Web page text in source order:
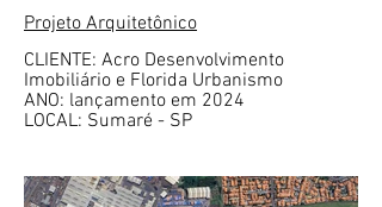
Projeto Arquitetônico
CLIENTE: Acro Desenvolvimento
Imobiliário e Florida Urbanismo
ANO: lançamento em 2024
LOCAL: Sumaré - SP